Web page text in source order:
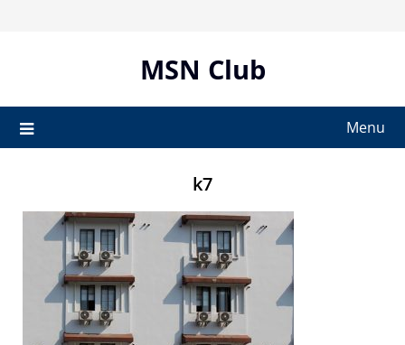
MSN Club
Menu
k7